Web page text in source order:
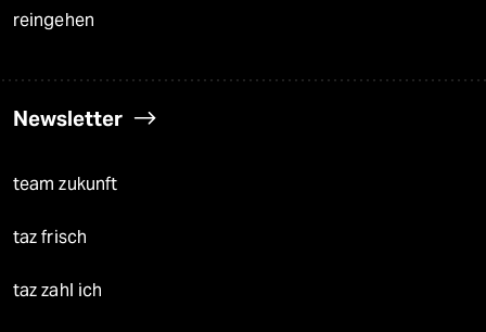
reingehen
Newsletter
team zukunft
taz frisch
taz zahl ich